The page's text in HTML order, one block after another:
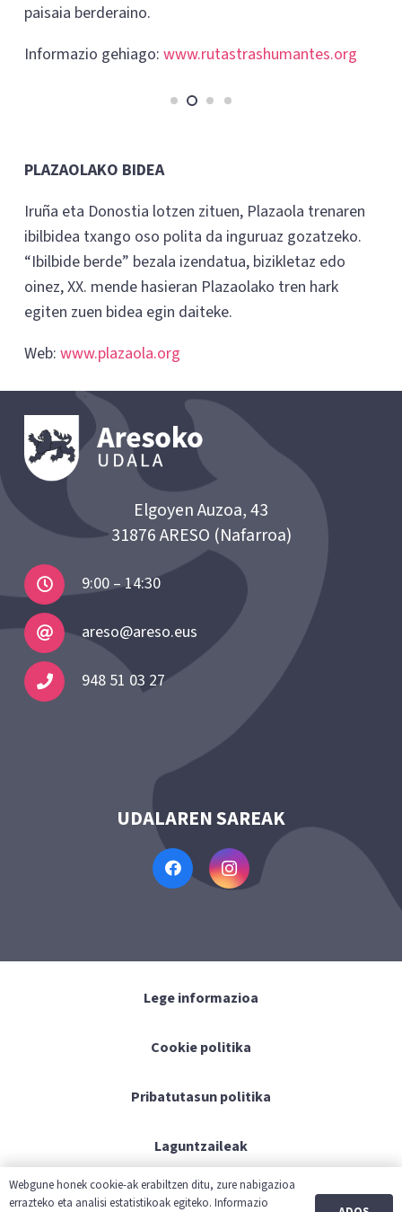
paisaia berderaino.
Informazio gehiago: www.rutastrashumantes.org
PLAZAOLAKO BIDEA
Iruña eta Donostia lotzen zituen, Plazaola trenaren
ibilbidea txango oso polita da inguruaz gozatzeko.
“Ibilbide berde” bezala izendatua, bizikletaz edo
oinez, XX. mende hasieran Plazaolako tren hark
egiten zuen bidea egin daiteke.
Web: www.plazaola.org
Elgoyen Auzoa, 43
31876 ARESO (Nafarroa)
9:00 – 14:30
areso@areso.eus
948 51 03 27
UDALAREN SAREAK
Lege informazioa
Cookie politika
Pribatutasun politika
Laguntzaileak
Kontaktua
Webgune honek cookie-ak erabiltzen ditu, zure nabigazioa
errazteko eta analisi estatistikoak egiteko. Informazio